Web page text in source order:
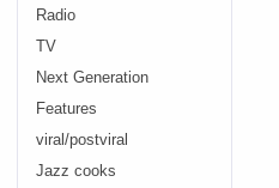
Radio
TV
Next Generation
Features
viral/postviral
Jazz cooks